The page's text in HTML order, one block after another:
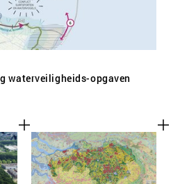
waterveiligheids-opgaven